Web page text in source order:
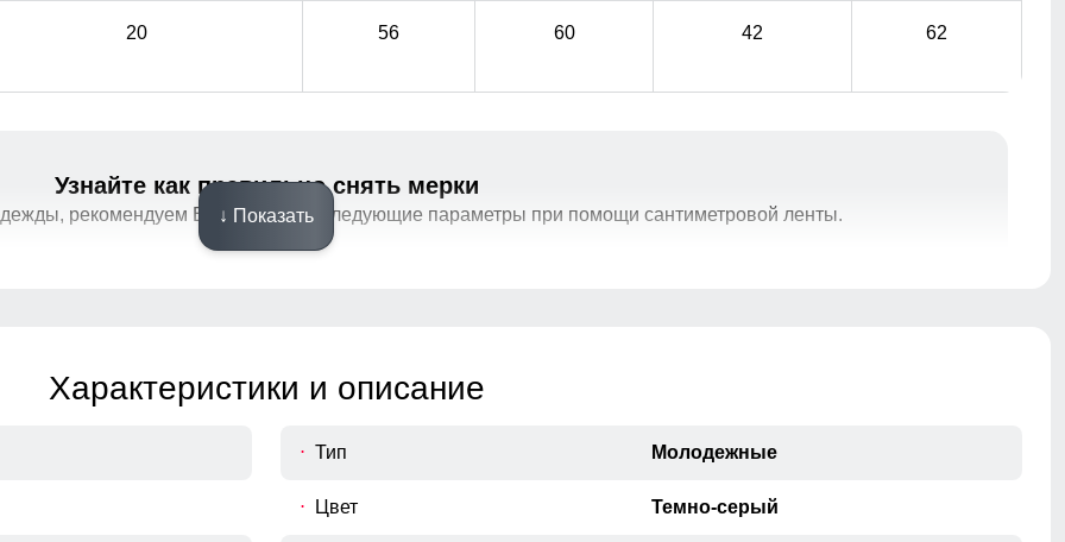
Фиксатор
Фиксатор служит для регулирования объема
Фиксатор служит для регулирования объема
Эластичные манжеты препятствуют попаданию ветра
20 56 60 42 62
Узнайте как правильно снять мерки
рекомендуем Вам измерить следующие параметры при помощи сантиметровой ленты.
↓ Показать
Характеристики и описание
Тип Молодежные
Цвет Темно-серый